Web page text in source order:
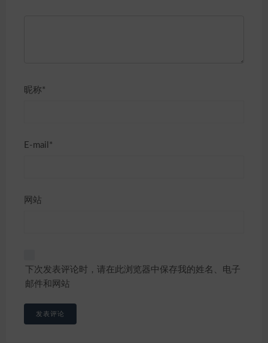
昵称*
E-mail*
网站
下次发表评论时，请在此浏览器中保存我的姓名、电子
邮件和网站